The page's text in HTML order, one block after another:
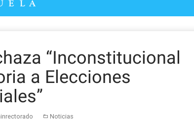
“Inconstitucional
a Elecciones
Noticias